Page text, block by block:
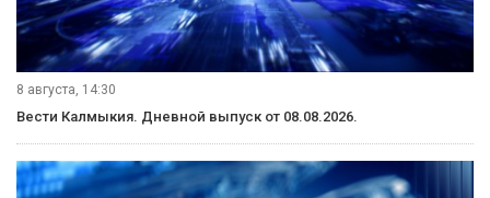
8 августа, 14:30
Вести Калмыкия. Дневной выпуск от 08.08.2026.